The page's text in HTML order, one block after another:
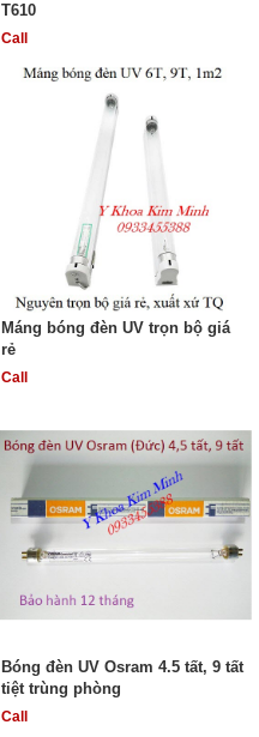
T610
Call
Máng bóng đèn UV trọn bộ giá
rẻ
Call
Bóng đèn UV Osram 4.5 tất, 9 tất
tiệt trùng phòng
Call